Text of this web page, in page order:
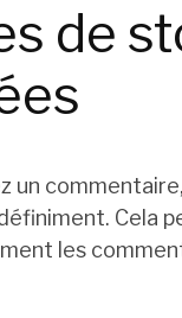
de
un
Cela
les